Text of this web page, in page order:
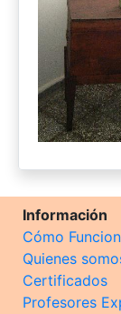
Información
Cómo
Quienes
Certificados
Profesores